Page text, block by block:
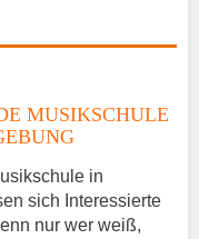
–
MUSIKSCHULE
in
sich Interessierte
nur wer weiß,